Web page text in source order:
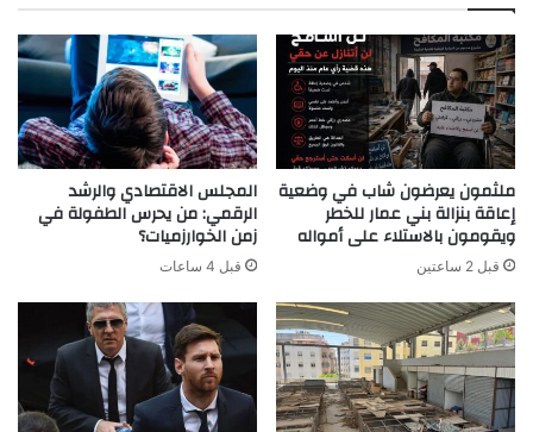
ملثمون يعرضون شاب في وضعية
إعاقة بنزالة بني عمار للخطر
ويقومون بالاستلاء على أمواله
قبل 2 ساعتين
المجلس الاقتصادي والرشد
الرقمي: من يحرس الطفولة في
زمن الخوارزميات؟
قبل 4 ساعات